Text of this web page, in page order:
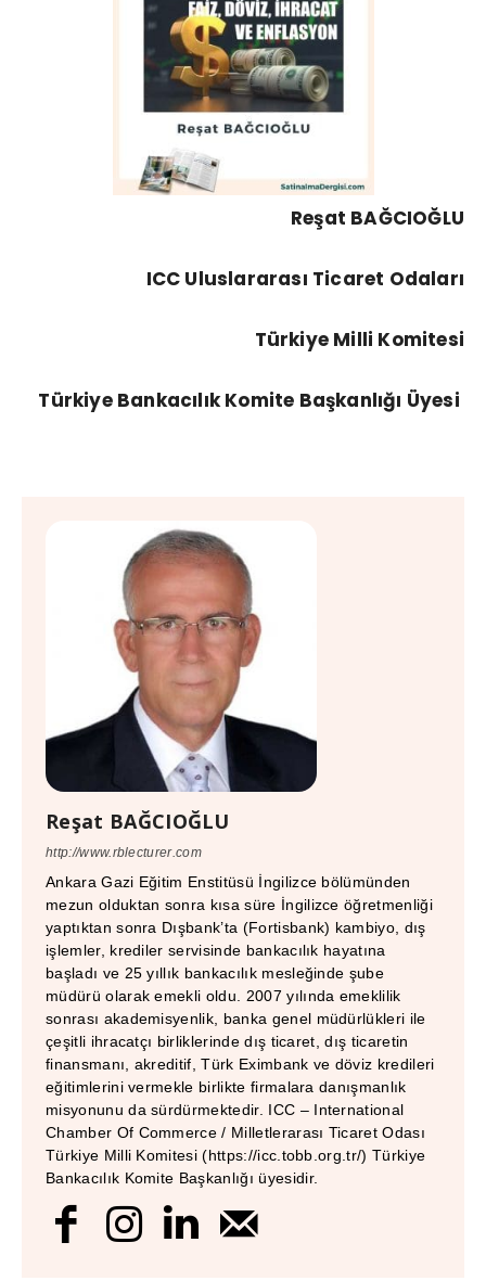
Reşat BAĞCIOĞLU
ICC Uluslararası Ticaret Odaları
Türkiye Milli Komitesi
Türkiye Bankacılık Komite Başkanlığı Üyesi
Reşat BAĞCIOĞLU
http://www.rblecturer.com
Ankara Gazi Eğitim Enstitüsü İngilizce bölümünden
mezun olduktan sonra kısa süre İngilizce öğretmenliği
yaptıktan sonra Dışbank’ta (Fortisbank) kambiyo, dış
işlemler, krediler servisinde bankacılık hayatına
başladı ve 25 yıllık bankacılık mesleğinde şube
müdürü olarak emekli oldu. 2007 yılında emeklilik
sonrası akademisyenlik, banka genel müdürlükleri ile
çeşitli ihracatçı birliklerinde dış ticaret, dış ticaretin
finansmanı, akreditif, Türk Eximbank ve döviz kredileri
eğitimlerini vermekle birlikte firmalara danışmanlık
misyonunu da sürdürmektedir. ICC – International
Chamber Of Commerce / Milletlerarası Ticaret Odası
Türkiye Milli Komitesi (https://icc.tobb.org.tr/) Türkiye
Bankacılık Komite Başkanlığı üyesidir.